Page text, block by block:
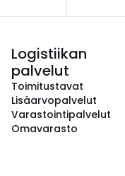
Logistiikan
palvelut
Toimitustavat
Lisäarvopalvelut
Varastointipalvelut
Omavarasto